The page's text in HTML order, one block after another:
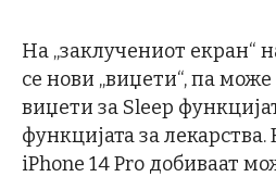
На „заклучениот екран“
се нови „виџети“, па
виџети за Sleep
функцијата за
iPhone 14 Pro добиваат